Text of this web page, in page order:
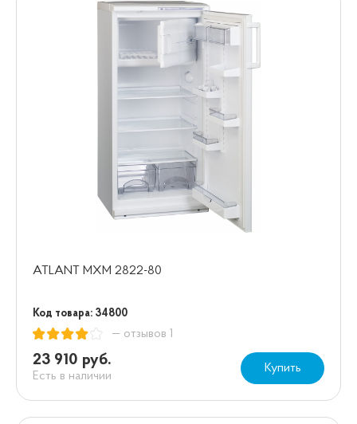
ATLANT MXM 2822-80
Код товара: 34800
— отзывов 1
23 910 руб.
Есть в наличии
Купить